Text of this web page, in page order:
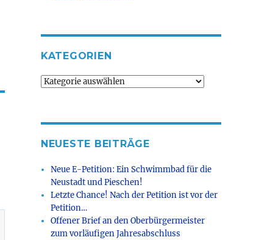
KATEGORIEN
Kategorien
NEUESTE BEITRÄGE
Neue E-Petition: Ein Schwimmbad für die
Neustadt und Pieschen!
Letzte Chance! Nach der Petition ist vor der
Petition…
Offener Brief an den Oberbürgermeister
zum vorläufigen Jahresabschluss